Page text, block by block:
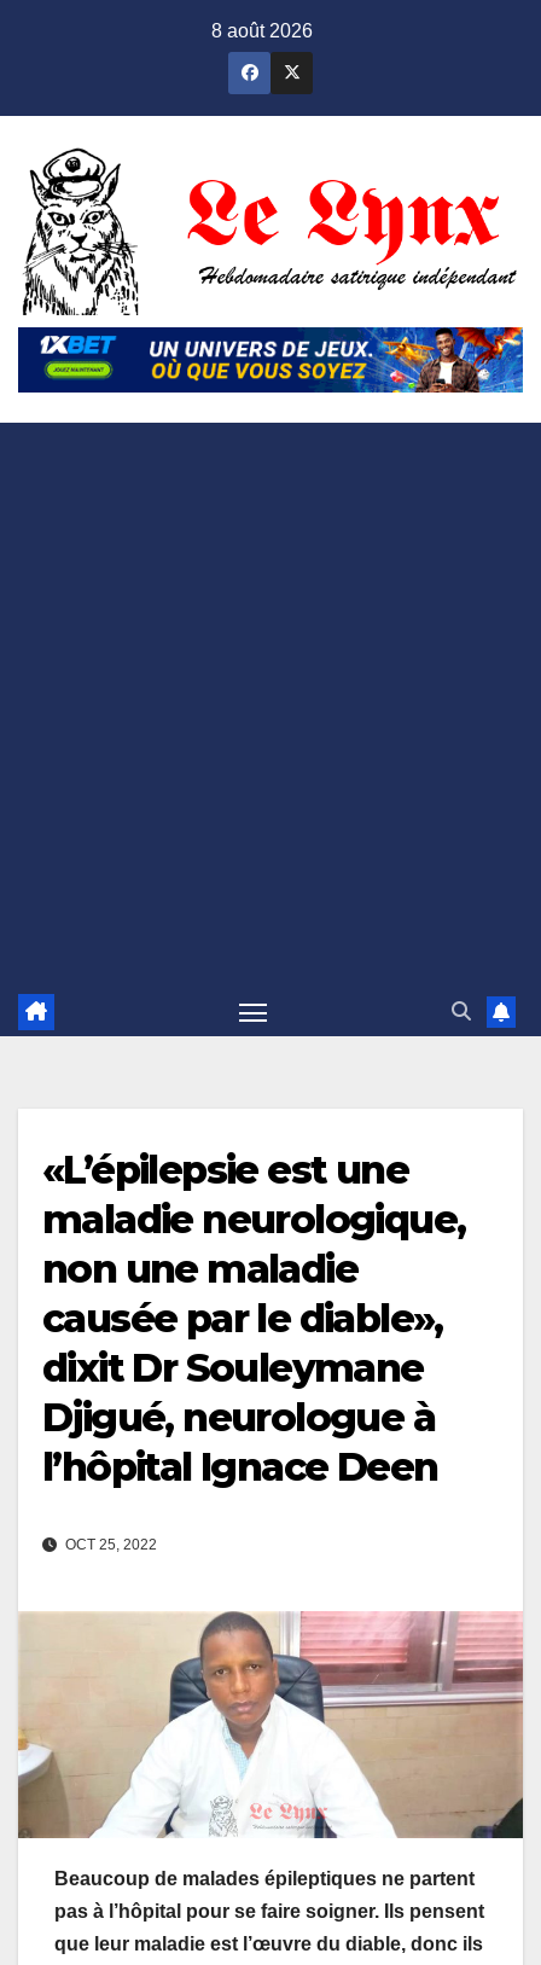
8 août 2026
«L’épilepsie est une
maladie neurologique,
non une maladie
causée par le diable»,
dixit Dr Souleymane
Djigué, neurologue à
l’hôpital Ignace Deen
OCT 25, 2022
Beaucoup de malades épileptiques ne partent
pas à l’hôpital pour se faire soigner. Ils pensent
que leur maladie est l’œuvre du diable, donc ils